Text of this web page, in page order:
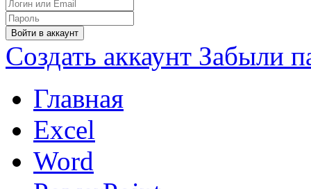
Войти в аккаунт
Создать аккаунт Забыли
Главная
Excel
Word